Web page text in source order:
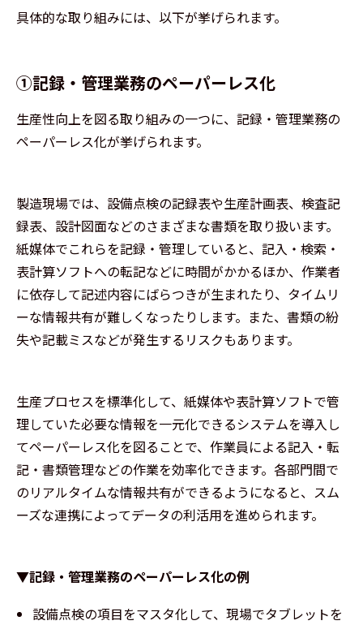
具体的な取り組みには、以下が挙げられます。
①記録・管理業務のペーパーレス化
生産性向上を図る取り組みの一つに、記録・管理業務の
ペーパーレス化が挙げられます。
製造現場では、設備点検の記録表や生産計画表、検査記
録表、設計図面などのさまざまな書類を取り扱います。
紙媒体でこれらを記録・管理していると、記入・検索・
表計算ソフトへの転記などに時間がかかるほか、作業者
に依存して記述内容にばらつきが生まれたり、タイムリ
ーな情報共有が難しくなったりします。また、書類の紛
失や記載ミスなどが発生するリスクもあります。
生産プロセスを標準化して、紙媒体や表計算ソフトで管
理していた必要な情報を一元化できるシステムを導入し
てペーパーレス化を図ることで、作業員による記入・転
記・書類管理などの作業を効率化できます。各部門間で
のリアルタイムな情報共有ができるようになると、スム
ーズな連携によってデータの利活用を進められます。
▼記録・管理業務のペーパーレス化の例
設備点検の項目をマスタ化して、現場でタブレットを